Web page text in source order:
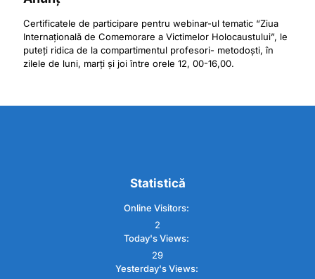
Certificatele de participare pentru webinar-ul tematic “Ziua
Internațională de Comemorare a Victimelor Holocaustului”, le
puteți ridica de la compartimentul profesori- metodoști, în
zilele de luni, marți și joi între orele 12, 00-16,00.
Statistică
Online Visitors:
2
Today's Views:
29
Yesterday's Views: